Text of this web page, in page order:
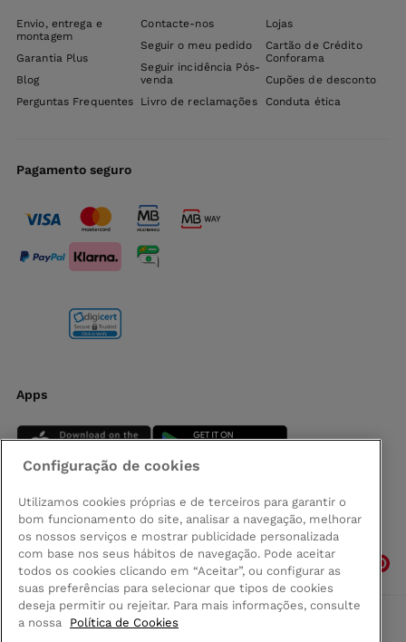
Envio, entrega e
montagem
Garantia Plus
Blog
Perguntas Frequentes
Contacte-nos
Seguir o meu pedido
Seguir incidência Pós-
venda
Livro de reclamações
Lojas
Cartão de Crédito
Conforama
Cupões de desconto
Conduta ética
Pagamento seguro
Apps
Siga-nos
Comprar na Madeira
Configuração de cookies
Utilizamos cookies próprias e de terceiros para garantir o
bom funcionamento do site, analisar a navegação, melhorar
os nossos serviços e mostrar publicidade personalizada
com base nos seus hábitos de navegação. Pode aceitar
todos os cookies clicando em “Aceitar”, ou configurar as
suas preferências para selecionar que tipos de cookies
deseja permitir ou rejeitar. Para mais informações, consulte
a nossa
Política de Cookies